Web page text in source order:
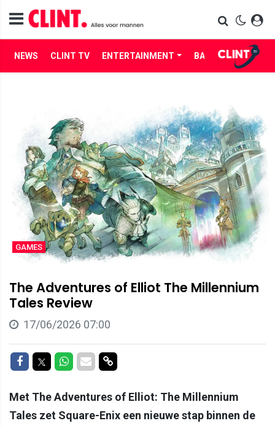
NEWS CLINT TV ENTERTAINMENT BABES LIFE
GAMES
The Adventures of Elliot The Millennium
Tales Review
17/06/2026 07:00
Delen op Facebook
Delen op Twitter
Delen op Whatsapp
Delen via Mail
Delen via link
Met The Adventures of Elliot: The Millennium
Tales zet Square-Enix een nieuwe stap binnen de